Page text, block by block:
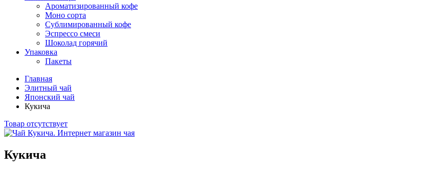
Ароматизированный кофе
Моно сорта
Сублимированный кофе
Эспрессо смеси
Шоколад горячий
Упаковка
Пакеты
Главная
Элитный чай
Японский чай
Кукича
Товар отсутствует
Кукича